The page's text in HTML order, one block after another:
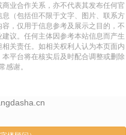
业合作关系，亦不代表其发布任何官
（包括但不限于文字、图片、联系方
，仅用于信息参考及展示之目的，不
议。任何主体因参考本站信息而产生
关责任。如相关权利人认为本页面内
平台将在核实后及时配合调整或删除
感谢。